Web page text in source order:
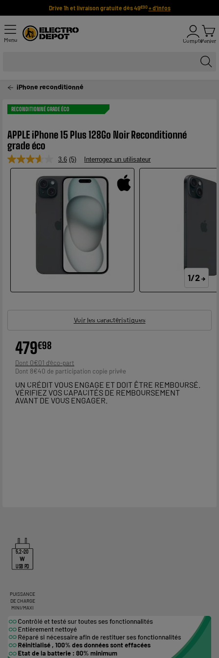
Drive 1h et livraison gratuite dès 49€90 + d'infos
Menu ComptePanier
iPhone reconditionné
RECONDITIONNÉ GRADE ÉCO
APPLE iPhone 15 Plus 128Go Noir Reconditionné
grade éco
3.6 Lire
5
avis.
Lien
sur
la
(5) Interrogez un utilisateur
1/2
Voir les caractéristiques
479€98
Dont 0€01
Dont 8€40
UN CRÉDIT VOUS ENGAGE ET DOIT ÊTRE REMBOURSÉ.
VÉRIFIEZ VOS CAPACITÉS DE REMBOURSEMENT
AVANT DE VOUS ENGAGER.
5,2-20
W
USB PD
PUISSANCE
DE CHARGE
MINI/MAXI